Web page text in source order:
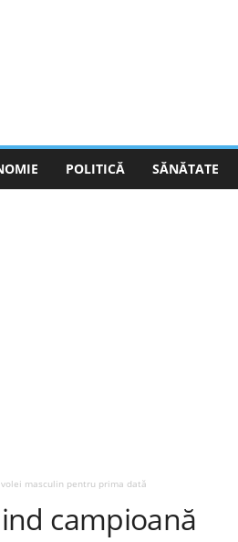
POLITICĂ SĂNĂTATE
masculin pentru prima dată
campioană